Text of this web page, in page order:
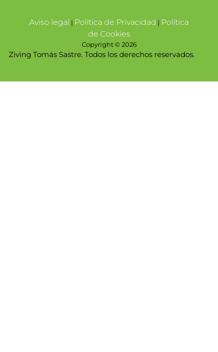
Aviso legal | Política de Privacidad | Política
de Cookies
Copyright © 2026
Ziving Tomás Sastre. Todos los derechos reservados.